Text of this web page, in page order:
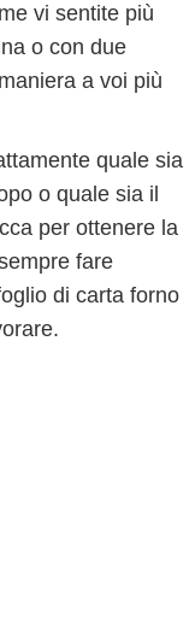
vi sentite più
o con due
a voi più
quale sia
o quale sia il
per ottenere la
fare
di carta forno